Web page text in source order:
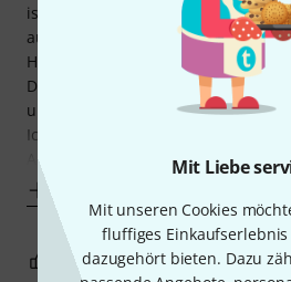
Mit Liebe
Mit unseren Cookies
fluffiges
dazugehört bieten. Dazu
ist gutmütig bei Aufnahmefehlern.
ausgewogenen Klang und könnte
Hochlagen noch einiges dazu
Die Verabeitungsqualität ist sehr
und schwer in der Hand.
Ich kann dieses Mikrofon für
Arten von
0 BEWERTUNG